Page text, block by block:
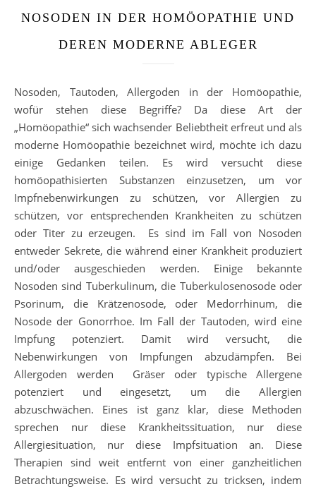
NOSODEN IN DER HOMÖOPATHIE UND
DEREN MODERNE ABLEGER
Nosoden, Tautoden, Allergoden in der Homöopathie,
wofür stehen diese Begriffe? Da diese Art der
„Homöopathie“ sich wachsender Beliebtheit erfreut und als
moderne Homöopathie bezeichnet wird, möchte ich dazu
einige Gedanken teilen. Es wird versucht diese
homöopathisierten Substanzen einzusetzen, um vor
Impfnebenwirkungen zu schützen, vor Allergien zu
schützen, vor entsprechenden Krankheiten zu schützen
oder Titer zu erzeugen. Es sind im Fall von Nosoden
entweder Sekrete, die während einer Krankheit produziert
und/oder ausgeschieden werden. Einige bekannte
Nosoden sind Tuberkulinum, die Tuberkulosenosode oder
Psorinum, die Krätzenosode, oder Medorrhinum, die
Nosode der Gonorrhoe. Im Fall der Tautoden, wird eine
Impfung potenziert. Damit wird versucht, die
Nebenwirkungen von Impfungen abzudämpfen. Bei
Allergoden werden Gräser oder typische Allergene
potenziert und eingesetzt, um die Allergien
abzuschwächen. Eines ist ganz klar, diese Methoden
sprechen nur diese Krankheitssituation, nur diese
Allergiesituation, nur diese Impfsituation an. Diese
Therapien sind weit entfernt von einer ganzheitlichen
Betrachtungsweise. Es wird versucht zu tricksen, indem